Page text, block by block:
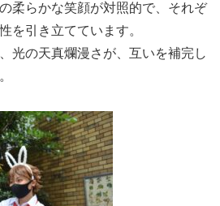
柔らかな笑顔が対照的で、それぞ
を引き立てています。
光の天真爛漫さが、互いを補完し